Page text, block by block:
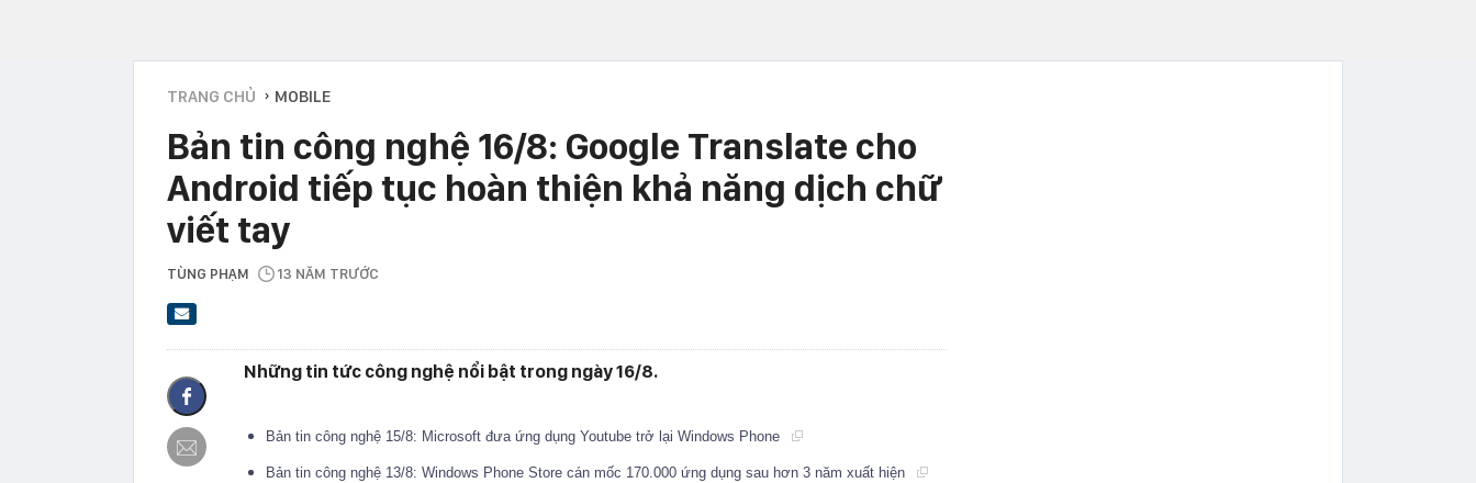
TRANG CHỦ › MOBILE
Bản tin công nghệ 16/8: Google Translate cho
Android tiếp tục hoàn thiện khả năng dịch chữ
viết tay
TÙNG PHẠM 13 NĂM TRƯỚC
Những tin tức công nghệ nổi bật trong ngày 16/8.
Bản tin công nghệ 15/8: Microsoft đưa ứng dụng Youtube trở lại Windows Phone
Bản tin công nghệ 13/8: Windows Phone Store cán mốc 170.000 ứng dụng sau hơn 3 năm xuất hiện